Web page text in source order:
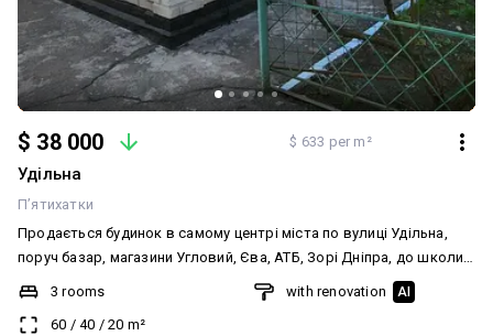
$ 38 000 $ 633 per m²
Удільна
П’ятихатки
Продається будинок в самому центрі міста по вулиці Удільна,
поруч базар, магазини Угловий, Єва, АТБ, Зорі Дніпра, до школи
10-15 хв ходи. До авто вокзалу 7 хв, залізничного вокзалу 15 хв
асфальтований. Вхід у двір високі ворота, у дворі розміщується
3 rooms
60 / 40 / 20 m²
with renovation AI